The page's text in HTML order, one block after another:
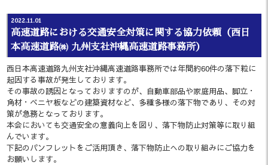
2022.11.01
高速道路における交通安全対策に関する協力依頼（西日
本高速道路㈱ 九州支社沖縄高速道路事務所）
西日本高速道路九州支社沖縄高速道路事務所では年間約60件の落下粒に
起因する事故が発生しております。
その事故の誘因となっておりますのが、自動車部品や家庭用品、脚立・
角材・ベニヤ板などの建築資材など、多種多様の落下物であり、その対
策が急務となっております。
本会においても交通安全の意義向上を図り、落下物防止対策等に取り組
んでいます。
下記のパンフレットをご活用頂き、落下物防止への取り組みにご協力を
お願いします。